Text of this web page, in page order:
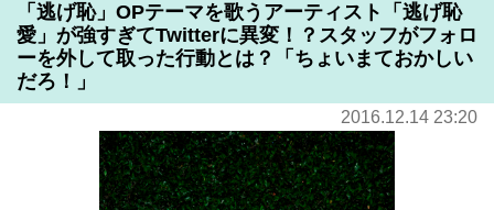
「逃げ恥」OPテーマを歌うアーティスト「逃げ恥
愛」が強すぎてTwitterに異変！？スタッフがフォロ
ーを外して取った行動とは？「ちょいまておかしい
だろ！」
2016.12.14 23:20